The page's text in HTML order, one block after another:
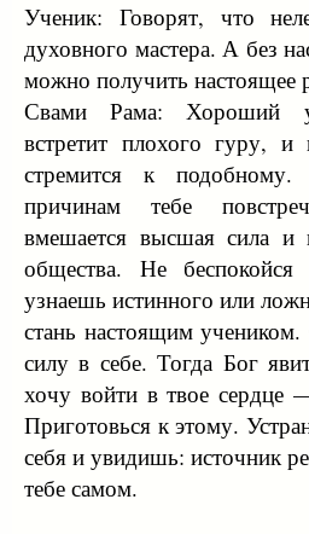
Ученик: Говорят, что
духовного мастера. А без
можно получить настоящее
Свами Рама: Хороший
встретит плохого гуру, и
стремится к
причинам тебе
вмешается высшая сила и
общества. Не
узнаешь истинного или
стань настоящим
силу в себе. Тогда Бог
хочу войти в твое сердце
Приготовься к этому.
себя и увидишь: источник
тебе самом.